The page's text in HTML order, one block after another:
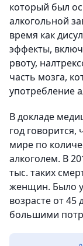
который был
алкогольной
время как
эффекты,
рвоту,
часть мозга,
употребление
В докладе
год говорится,
мире по
алкоголем. В
тыс. таких
женщин. Было
возрасте от 45
большими